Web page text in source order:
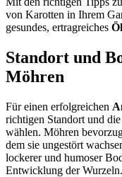
von Karotten in Ihrem
gesundes, ertragreiches
Standort und
Möhren
Für einen erfolgreichen
richtigen Standort und die
wählen. Möhren
dem sie ungestört
lockerer und humoser
Entwicklung der Wurzeln.